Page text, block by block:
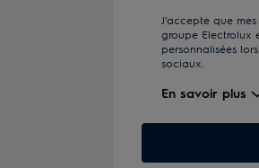
J'accepte que
groupe Electrolux
personnalisées
sociaux.
En savoir plus